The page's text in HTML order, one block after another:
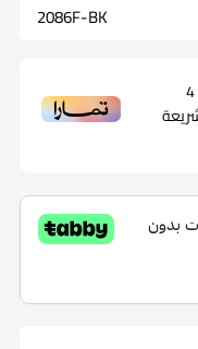
إضاءة مريحة
بين اللمسات الفنية
أناقتك الشخصية
مميز ومتقدم.
الديكور الحديثة.
2086F-BK
4